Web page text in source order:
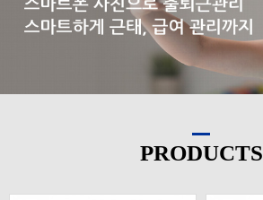
PRODUCTS